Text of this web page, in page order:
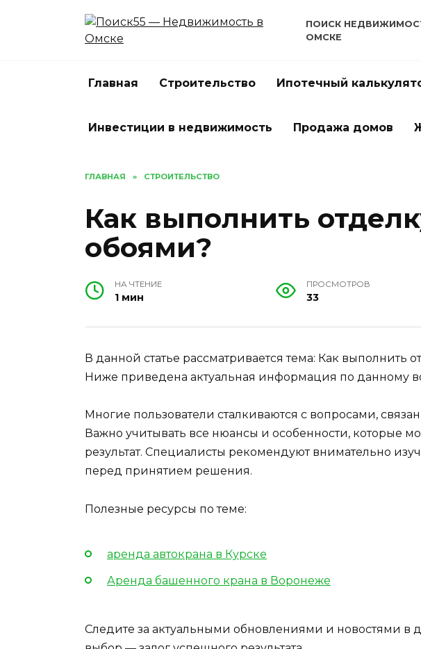
ПОИСК
ОМСКЕ
Главная Строительство Ипотечный
Инвестиции в недвижимость Продажа домов
ГЛАВНАЯ » СТРОИТЕЛЬСТВО
Как выполнить
обоями?
НА ЧТЕНИЕ
1 мин
ПРОСМОТРОВ
33
В данной статье рассматривается тема: Как выполнить
Ниже приведена актуальная информация по данному
Многие пользователи сталкиваются с вопросами,
Важно учитывать все нюансы и особенности, которые
результат. Специалисты рекомендуют внимательно
перед принятием решения.
Полезные ресурсы по теме:
аренда автокрана в Курске
Аренда башенного крана в Воронеже
Следите за актуальными обновлениями и новостями в